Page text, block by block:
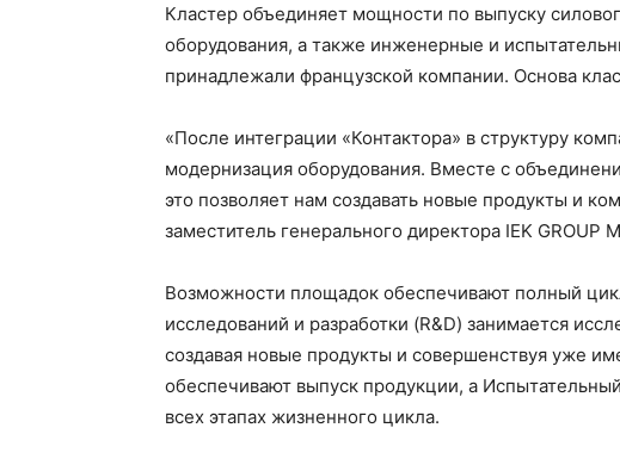
Кластер объединяет мощности по выпуску
оборудования, а также инженерные и
принадлежали французской компании. Основа
«После интеграции «Контактора» в структуру
модернизация оборудования. Вместе с
это позволяет нам создавать новые продукты и
заместитель генерального директора IEK GROUP
Возможности площадок обеспечивают полный
исследований и разработки (R&D) занимается
создавая новые продукты и совершенствуя уже
обеспечивают выпуск продукции, а
всех этапах жизненного цикла.